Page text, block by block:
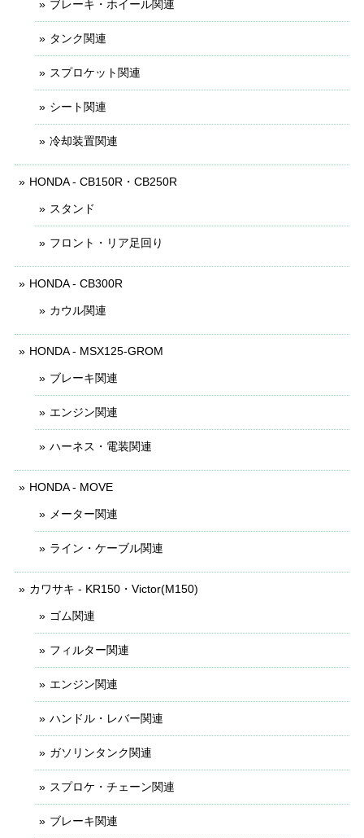
ブレーキ・ホイール関連
タンク関連
スプロケット関連
シート関連
冷却装置関連
HONDA - CB150R・CB250R
スタンド
フロント・リア足回り
HONDA - CB300R
カウル関連
HONDA - MSX125-GROM
ブレーキ関連
エンジン関連
ハーネス・電装関連
HONDA - MOVE
メーター関連
ライン・ケーブル関連
カワサキ - KR150・Victor(M150)
ゴム関連
フィルター関連
エンジン関連
ハンドル・レバー関連
ガソリンタンク関連
スプロケ・チェーン関連
ブレーキ関連